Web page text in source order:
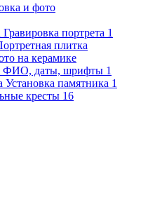
и фото
Гравировка портрета 1
плитка
на керамике
ФИО, даты, шрифты 1
Установка памятника 1
кресты 16